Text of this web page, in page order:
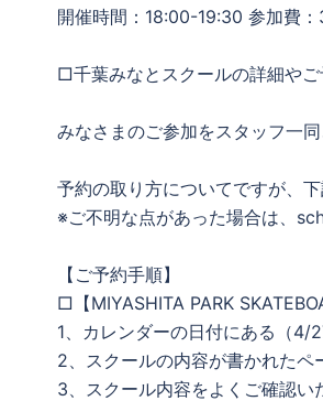
開催時間：18:00-19:30 参加費
□千葉みなとスクールの詳細や
みなさまのご参加をスタッフ一
予約の取り方についてですが、
※ご不明な点があった場合は、
【ご予約手順】
□【MIYASHITA PARK
1、カレンダーの日付にある（4/
2、スクールの内容が書かれたペ
3、スクール内容をよくご確認